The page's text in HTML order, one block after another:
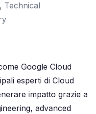
Technical
Google Cloud
esperti di Cloud
impatto grazie a
advanced